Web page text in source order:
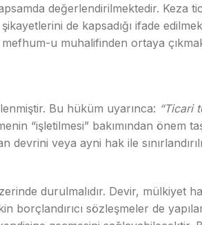
değerlendirilmektedir. Keza
de kapsadığı ifade
u muhalifinden ortaya
Bu hüküm uyarınca: “Ticari
“işletilmesi” bakımından önem
veya ayni hak ile
durulmalıdır. Devir, mülkiyet
borçlandırıcı sözleşmeler de